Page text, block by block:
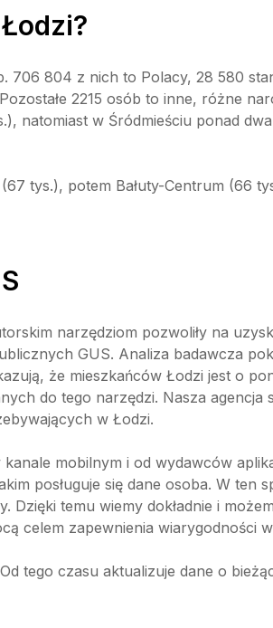
706 804 z nich to Polacy, 28 580
2215 osób to inne, różne
natomiast w Śródmieściu ponad
tys.), potem Bałuty-Centrum (66
narzędziom pozwoliły na
GUS. Analiza badawcza
że mieszkańców Łodzi jest o
do tego narzędzi. Nasza agencja
w Łodzi.
mobilnym i od wydawców
posługuje się dane osoba. W ten
temu wiemy dokładnie i
celem zapewnienia wiarygodności
tego czasu aktualizuje dane o